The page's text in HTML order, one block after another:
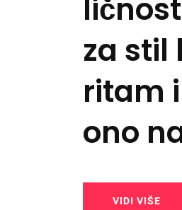
za stil
ritam
ono
VIDI VIŠE